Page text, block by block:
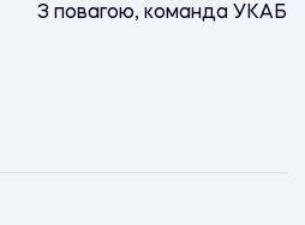
З повагою, команда УКАБ